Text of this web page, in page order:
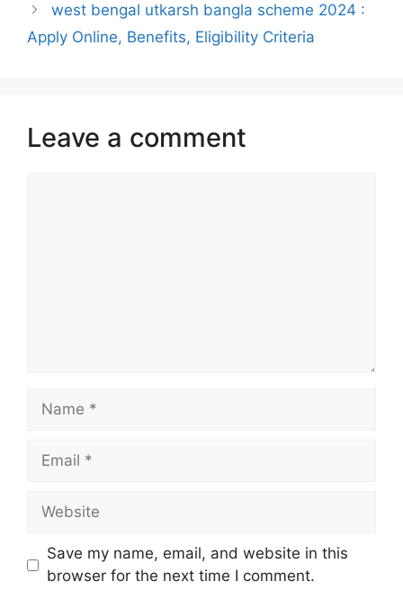
west bengal utkarsh bangla scheme 2024 :
Apply Online, Benefits, Eligibility Criteria
Leave a comment
Name
Email
Website
Save my name, email, and website in this
browser for the next time I comment.